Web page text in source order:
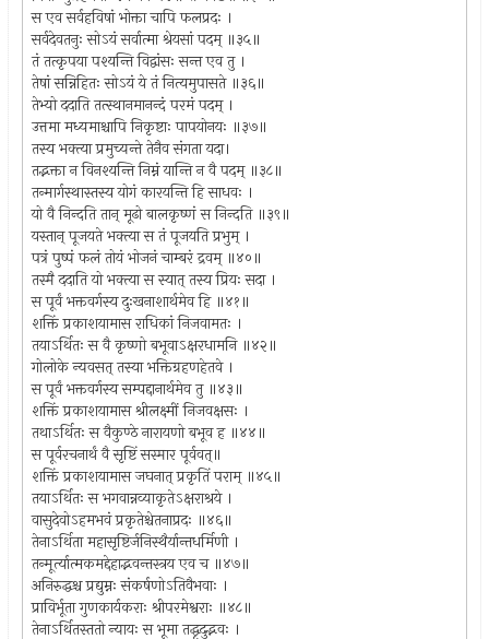
स एव सर्वहविषां भोक्ता चापि फलप्रदः ।
सर्वदेवतनुः सोऽयं सर्वात्मा श्रेयसां पदम् ॥३५॥
तं तत्कृपया पश्यन्ति विद्वांसः सन्त एव तु ।
तेषां सन्निहितः सोऽयं ये तं नित्यमुपासते ॥३६॥
तेभ्यो ददाति तत्स्थानमानन्दं परमं पदम् ।
उत्तमा मध्यमाश्चापि निकृष्टाः पापयोनयः ॥३७॥
तस्य भक्त्या प्रमुच्यन्ते तेनैव संगता यदा।
तद्भक्ता न विनश्यन्ति निम्नं यान्ति न वै पदम् ॥३८॥
तन्मार्गस्थास्तस्य योगं कारयन्ति हि साधवः ।
यो वै निन्दति तान् मूढो बालकृष्णं स निन्दति ॥३९॥
यस्तान् पूजयते भक्त्या स तं पूजयति प्रभुम् ।
पत्रं पुष्पं फलं तोयं भोजनं चाम्बरं द्रवम् ॥४०॥
तस्मै ददाति यो भक्त्या स स्यात् तस्य प्रियः सदा ।
स पूर्वं भक्तवर्गस्य दुःखनाशार्थमेव हि ॥४१॥
शक्तिं प्रकाशयामास राधिकां निजवामतः ।
तयाऽर्थितः स वै कृष्णो बभूवाऽक्षरधामनि ॥४२॥
गोलोके न्यवसत् तस्या भक्तिग्रहणहेतवे ।
स पूर्वं भक्तवर्गस्य सम्पद्दानार्थमेव तु ॥४३॥
शक्तिं प्रकाशयामास श्रीलक्ष्मीं निजवक्षसः ।
तथाऽर्थितः स वैकुण्ठे नारायणो बभूव ह ॥४४॥
स पूर्वरचनार्थं वै सृष्टिं सस्मार पूर्ववत्॥
शक्तिं प्रकाशयामास जघनात् प्रकृतिं पराम् ॥४५॥
तयाऽर्थितः स भगवान्नव्याकृतेऽक्षराश्रये ।
वासुदेवोऽहमभवं प्रकृतेश्चेतनाप्रदः ॥४६॥
तेनाऽर्थिता महासृष्टिर्जनिस्थैर्यान्तधर्मिणी ।
तन्मूर्त्यात्मकमद्देहाद्भवन्तस्त्रय एव च ॥४७॥
अनिरुद्धश्च प्रद्युम्नः संकर्षणोऽतिवैभवाः ।
प्राविर्भूता गुणकार्यकराः श्रीपरमेश्वराः ॥४८॥
तेनाऽर्थितस्ततो न्यायः स भूमा तद्धृदुद्भवः ।